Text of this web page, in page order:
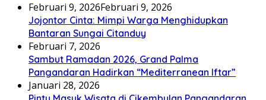
Februari 9, 2026Februari 9, 2026
Jojontor Cinta: Mimpi Warga Menghidupkan
Bantaran Sungai Citanduy
Februari 7, 2026
Sambut Ramadan 2026, Grand Palma
Pangandaran Hadirkan “Mediterranean Iftar”
Januari 28, 2026